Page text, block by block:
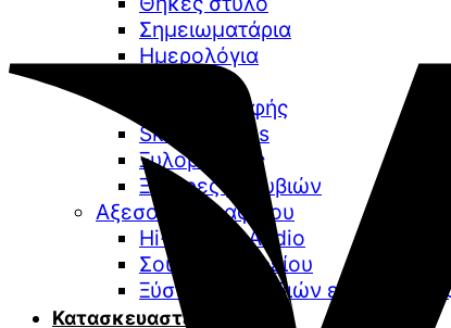
Σημειωματάρια
Ημερολόγια
Μπλοκ γραφής
Sketchbooks
Ξυλομπογιές
Ξύστρες μολυβιών
Αξεσουάρ γραφείου
Hi-Fidelity Audio
Σουμέν γραφείου
Ξύστρες μολυβιών
Κατασκευαστές